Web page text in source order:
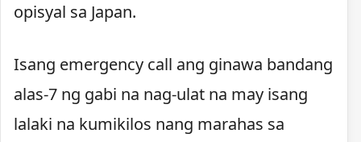
opisyal sa Japan.
Isang emergency call ang ginawa bandang
alas-7 ng gabi na nag-ulat na may isang
lalaki na kumikilos nang marahas sa